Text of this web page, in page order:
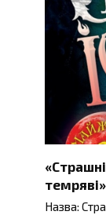
«Страшні
Назва: